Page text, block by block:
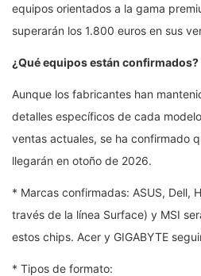
equipos orientados a la gama
superarán los 1.800 euros en sus
¿Qué equipos están confirmados?
Aunque los fabricantes han
detalles específicos de cada
ventas actuales, se ha confirmado
llegarán en otoño de 2026.
* Marcas confirmadas: ASUS, Dell,
través de la línea Surface) y MSI
estos chips. Acer y GIGABYTE
* Tipos de formato: